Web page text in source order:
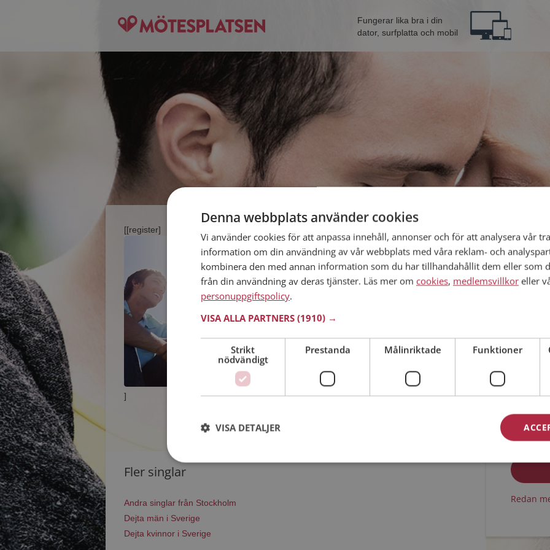
Fungerar lika bra i din
dator, surfplatta och mobil
[[register]
]
Fler singlar
Andra singlar från Stockholm
Dejta män i Sverige
Dejta kvinnor i Sverige
Bli
Jag är en:
Jag
Jag
Redan
Denna webbplats använder cookies
Vi använder cookies för att anpassa innehåll, annonser och för att analysera vår
information om din användning av vår webbplats med våra reklam- och
kombinera den med annan information som du har tillhandahållit dem eller som
från din användning av deras tjänster. Läs mer om cookies, medlemsvillkor eller
personuppgiftspolicy.
VISA ALLA PARTNERS (1910) →
Strikt
nödvändigt
Prestanda Målinriktade Funktioner
VISA DETALJER